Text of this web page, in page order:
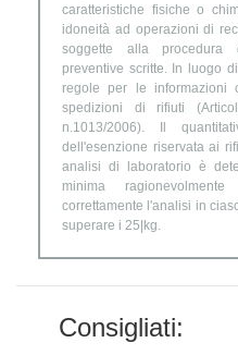
caratteristiche fisiche o
idoneità ad operazioni di
soggette alla procedura
preventive scritte. In luogo
regole per le informazioni
spedizioni di rifiuti
n.1013/2006). Il
dell'esenzione riservata ai
analisi di laboratorio è
minima
correttamente l'analisi in
superare i 25|kg.
Consigliati: